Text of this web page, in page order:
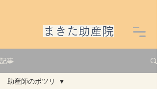
​まきた助産院
記事
助産師のポツリ